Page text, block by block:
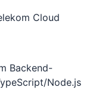
Cloud
Backend-
Node.js